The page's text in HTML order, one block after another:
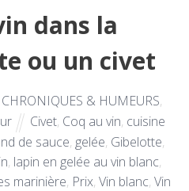
dans la
ou un civet
CHRONIQUES & HUMEURS,
Civet, Coq au vin, cuisine
de sauce, gelée, Gibelotte,
, lapin en gelée au vin blanc,
marinière, Prix, Vin blanc, Vin